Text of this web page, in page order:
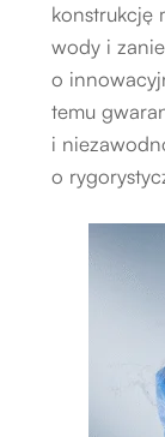
konstrukcję
wody i
o
temu
i
o